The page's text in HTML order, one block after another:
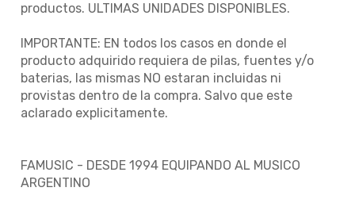
productos. ULTIMAS UNIDADES DISPONIBLES.
IMPORTANTE: EN todos los casos en donde el
producto adquirido requiera de pilas, fuentes y/o
baterias, las mismas NO estaran incluidas ni
provistas dentro de la compra. Salvo que este
aclarado explicitamente.
FAMUSIC - DESDE 1994 EQUIPANDO AL MUSICO
ARGENTINO